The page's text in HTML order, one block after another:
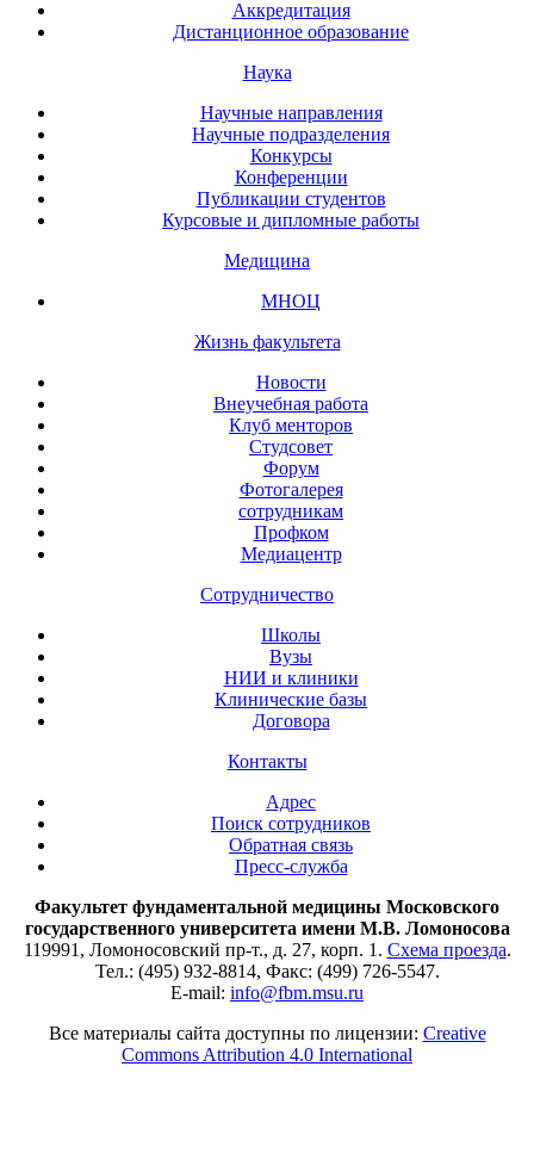
Аккредитация
Дистанционное образование
Наука
Научные направления
Научные подразделения
Конкурсы
Конференции
Публикации студентов
Курсовые и дипломные работы
Медицина
МНОЦ
Жизнь факультета
Новости
Внеучебная работа
Клуб менторов
Студсовет
Форум
Фотогалерея
сотрудникам
Профком
Медиацентр
Сотрудничество
Школы
Вузы
НИИ и клиники
Клинические базы
Договора
Контакты
Адрес
Поиск сотрудников
Обратная связь
Пресс-служба
Факультет фундаментальной медицины Московского
государственного университета имени М.В. Ломоносова
119991, Ломоносовский пр-т., д. 27, корп. 1. Схема проезда.
Тел.: (495) 932-8814, Факс: (499) 726-5547.
E-mail: info@fbm.msu.ru
Все материалы сайта доступны по лицензии: Creative
Commons Attribution 4.0 International